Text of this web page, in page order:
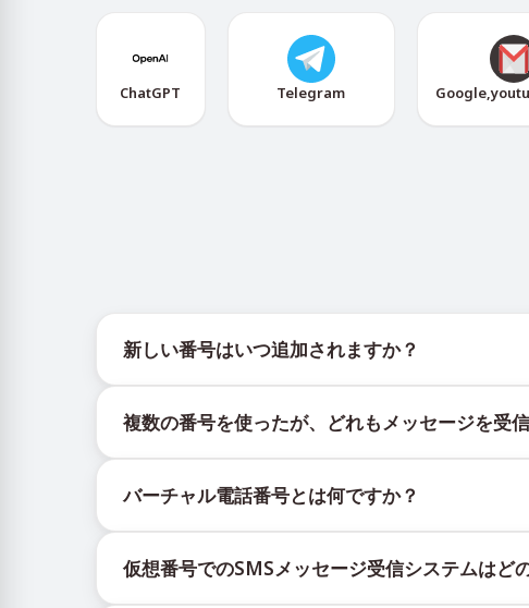
ChatGPT Telegram
新しい番号はいつ追加されますか？
更新を提供します。
複数の番号を使ったが、どれもメッセージを受信
ックされる場合があります。配信成功率を高めるには
新しい番号を継続的に使用する。
異なる国の番号を試してください。
バーチャル電話番号とは何ですか？
証コードを含むSMSメッセージの受信です。
仮想番号でのSMSメッセージ受信システムはど